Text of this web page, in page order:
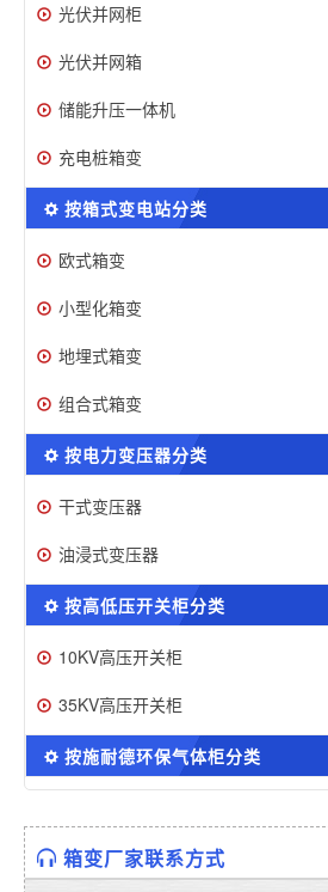
光伏并网柜
光伏并网箱
储能升压一体机
充电桩箱变
按箱式变电站分类
欧式箱变
小型化箱变
地埋式箱变
组合式箱变
按电力变压器分类
干式变压器
油浸式变压器
按高低压开关柜分类
10KV高压开关柜
35KV高压开关柜
按施耐德环保气体柜分类
箱变厂家联系方式